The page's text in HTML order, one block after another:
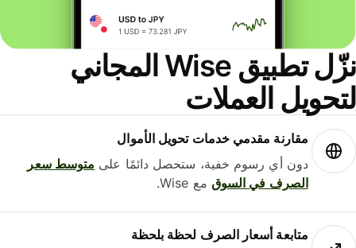
نزّل تطبيق Wise المجاني
العملات
مقارنة مقدمي خدمات تحويل الأموال
دون أي رسوم خفية، ستحصل دائمًا علىمتوسط ​​سعر
الصرف في السوقمع Wise.
متابعة أسعار الصرف لحظة بلحظة